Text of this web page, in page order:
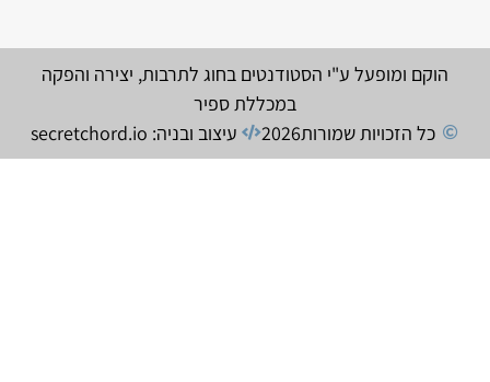
הוקם ומופעל ע"י הסטודנטים בחוג לתרבות, יצירה והפקה
במכללת ספיר
כל הזכויות שמורות2026 עיצוב ובניה: secretchord.io